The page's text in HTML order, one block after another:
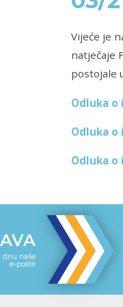
Vijeće je
natječaje
postojale
Odluka o
Odluka o
Odluka o
dnu naše
e-pošte